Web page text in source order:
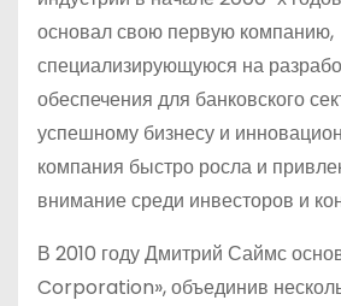
основал свою первую компанию,
специализирующуюся на
обеспечения для банковского
успешному бизнесу и
компания быстро росла и
внимание среди инвесторов и
В 2010 году Дмитрий Саймс
Corporation», объединив